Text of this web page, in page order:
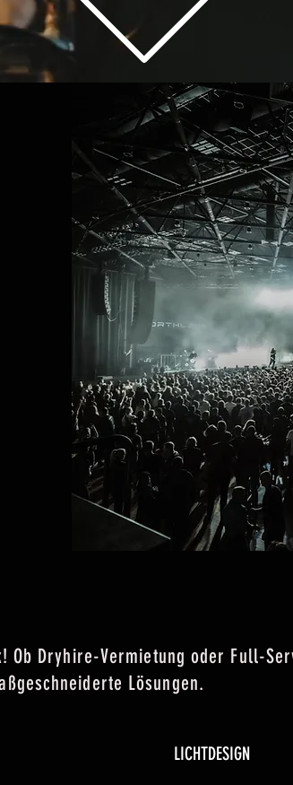
Ob Dryhire-Vermietung oder Full-
Lösungen.
LICHTDESIGN